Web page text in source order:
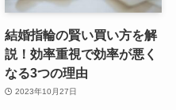
結婚指輪の賢い買い方を解
説！効率重視で効率が悪く
なる3つの理由
2023年10月27日